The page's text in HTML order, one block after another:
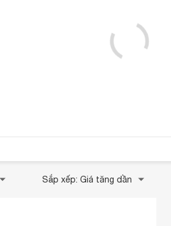
Sắp xếp: Giá tăng dần